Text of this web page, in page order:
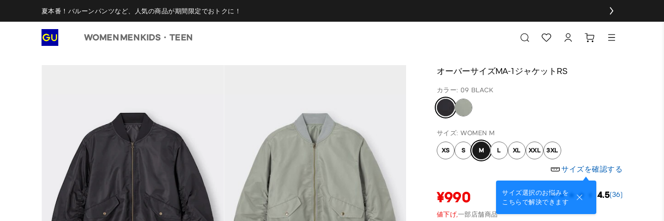
夏本番！バルーンパンツなど、人気の商品が期間限定でおトクに！
WOMEN MENKIDS・TEEN
オーバーサイズMA-1ジャケットRS
カラー: 09 BLACK
サイズ: WOMEN M
XS S M L XL XXL 3XL
サイズを確認する
サイズ選択のお悩みを
こちらで解決できます
¥990 4.5(36)
値下げ,一部店舗商品